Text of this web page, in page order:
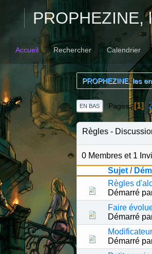
PROPHEZINE,
Accueil Rechercher Calendrier
PROPHEZINE, les
EN BAS Pages 1 2
Règles
0 Membres et 1
Sujet /
Règles
Démarré
Faire
Démarré
Démarré